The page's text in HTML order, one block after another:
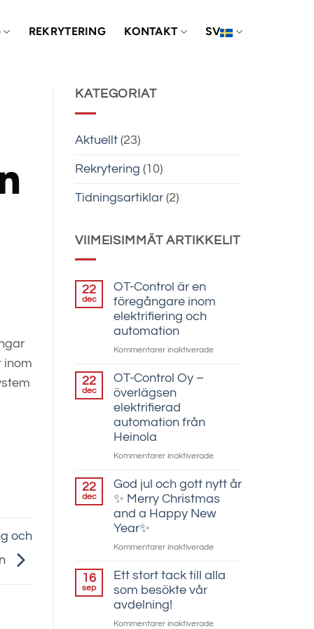
REKRYTERING KONTAKT SV
inom
och
KATEGORIAT
Aktuellt (23)
Rekrytering (10)
Tidningsartiklar (2)
VIIMEISIMMÄT ARTIKKELIT
22
dec
OT-Control är en
föregångare inom
elektrifiering och
automation
Kommentarer inaktiveradeför
och
22
dec
OT-Control Oy –
överlägsen
elektrifierad
automation från
Heinola
Kommentarer inaktiveradeför
Control
Oy
automation
Heinola
22
dec
God jul och gott nytt år
✨ Merry Christmas
and a Happy New
Year✨
Kommentarer inaktiveradeför
jul
år
16
sep
Ett stort tack till alla
som besökte vår
avdelning!
Kommentarer inaktiveradeför